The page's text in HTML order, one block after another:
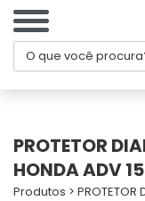
PROTETOR
HONDA ADV
Produtos > PROTETOR